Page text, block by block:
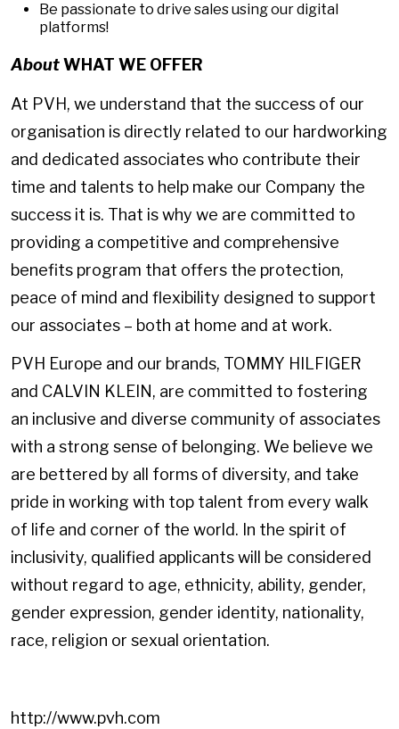
Be passionate to drive sales using our digital
platforms!
AboutWHAT WE OFFER
At PVH, we understand that the success of our
organisation is directly related to our hardworking
and dedicated associates who contribute their
time and talents to help make our Company the
success it is. That is why we are committed to
providing a competitive and comprehensive
benefits program that offers the protection,
peace of mind and flexibility designed to support
our associates – both at home and at work.
PVH Europe and our brands, TOMMY HILFIGER
and CALVIN KLEIN, are committed to fostering
an inclusive and diverse community of associates
with a strong sense of belonging. We believe we
are bettered by all forms of diversity, and take
pride in working with top talent from every walk
of life and corner of the world. In the spirit of
inclusivity, qualified applicants will be considered
without regard to age, ethnicity, ability, gender,
gender expression, gender identity, nationality,
race, religion or sexual orientation.
http://www.pvh.com